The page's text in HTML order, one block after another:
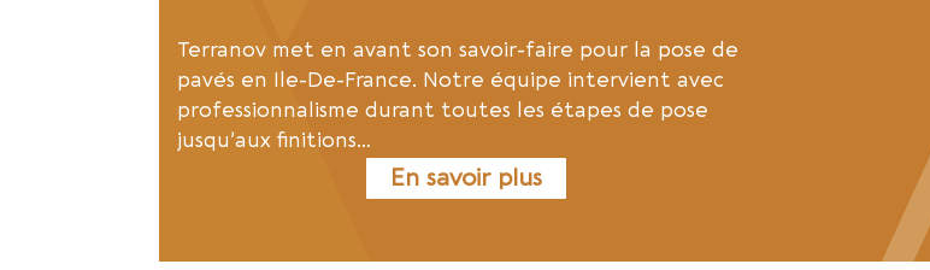
Terranov met en avant son savoir-faire pour la pose de
pavés en Ile-De-France. Notre équipe intervient avec
professionnalisme durant toutes les étapes de pose
jusqu’aux finitions…
En savoir plus